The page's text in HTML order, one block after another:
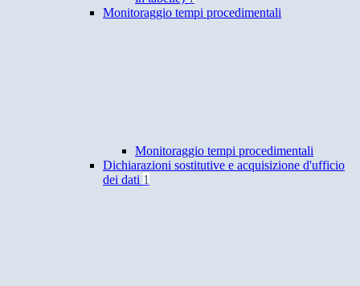
Monitoraggio tempi procedimentali
Monitoraggio tempi procedimentali
Dichiarazioni sostitutive e acquisizione d'ufficio
dei dati 1